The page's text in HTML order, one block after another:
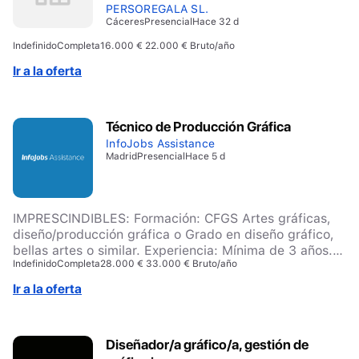
PERSOREGALA SL.
CáceresPresencialHace 32 d
IndefinidoCompleta16.000 € 22.000 € Bruto/año
Ir a la oferta
Técnico de Producción Gráfica
InfoJobs Assistance
MadridPresencialHace 5 d
IMPRESCINDIBLES: Formación: CFGS Artes gráficas,
diseño/producción gráfica o Grado en diseño gráfico,
bellas artes o similar. Experiencia: Mínima de 3 años.
Herramientas: – Microsoft 365 – Paquete Adobe
(Photoshop, Illustrator, InDesign) manejo básico
Conocimientos básicos: – Papeles, soportes rígidos,
estructural de embalaje. – Manejo de presupuestos,
IndefinidoCompleta28.000 € 33.000 € Bruto/año
Ir a la oferta
Diseñador/a gráfico/a, gestión de